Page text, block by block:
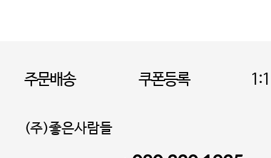
주문배송 쿠폰등록
(주)좋은사람들